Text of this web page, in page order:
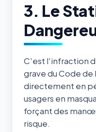
3. Le
C'est l'infraction
grave du Code de
directement en
usagers en
forçant des
risque.